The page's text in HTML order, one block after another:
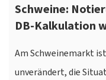
Schweine:
DB-Kalkulation
Am Schweinemarkt
unverändert, die